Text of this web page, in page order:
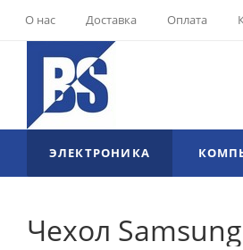
О нас Доставка Оплата
ЭЛЕКТРОНИКА
Чехол